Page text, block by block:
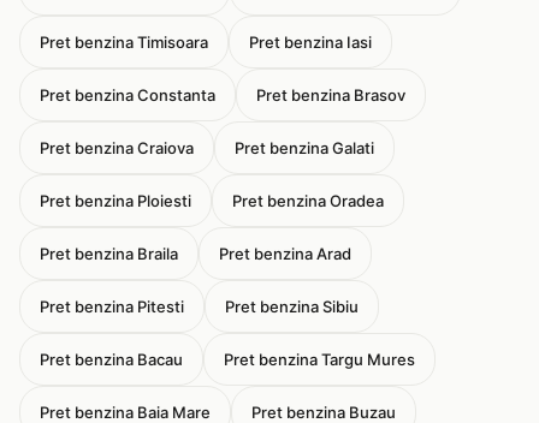
Pret benzina Timisoara Pret benzina Iasi
Pret benzina Constanta Pret benzina Brasov
Pret benzina Craiova Pret benzina Galati
Pret benzina Ploiesti Pret benzina Oradea
Pret benzina Braila Pret benzina Arad
Pret benzina Pitesti Pret benzina Sibiu
Pret benzina Bacau Pret benzina Targu Mures
Pret benzina Baia Mare Pret benzina Buzau